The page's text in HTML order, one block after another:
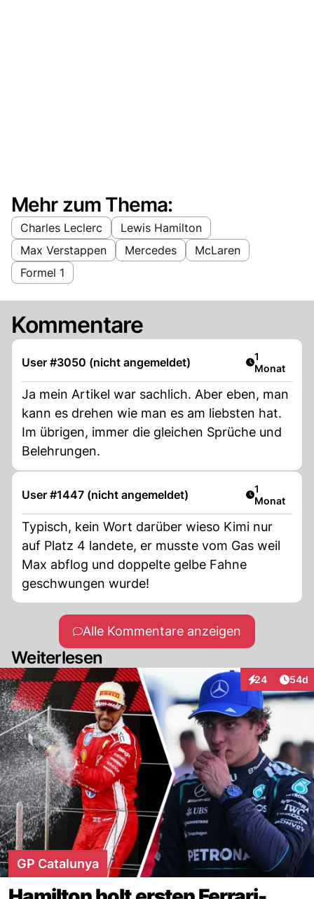
Mehr zum Thema:
Charles Leclerc
Lewis Hamilton
Max Verstappen
Mercedes
McLaren
Formel 1
Kommentare
User #3050 (nicht angemeldet) Artikel
1
Monat
Ja mein Artikel war sachlich. Aber eben, man
kann es drehen wie man es am liebsten hat.
Im übrigen, immer die gleichen Sprüche und
Belehrungen.
User #1447 (nicht angemeldet) Artikel
1
Monat
Typisch, kein Wort darüber wieso Kimi nur
auf Platz 4 landete, er musste vom Gas weil
Max abflog und doppelte gelbe Fahne
geschwungen wurde!
Alle Kommentare anzeigen
Weiterlesen
24
Interaktionen
54d
GP Catalunya